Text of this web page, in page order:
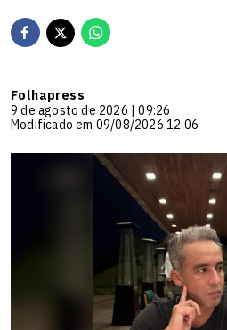
Folhapress
9 de agosto de 2026 | 09:26
Modificado em 09/08/2026 12:06